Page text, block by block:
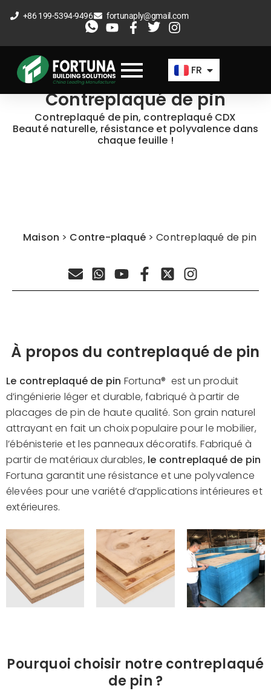
au
+86 199-5394-9496 fortunaply@gmail.com
FR
ES
AR
Contreplaqué de pin
Contreplaqué de pin, contreplaqué CDX
Beauté naturelle, résistance et polyvalence dans
chaque feuille !
Maison > Contre-plaqué > Contreplaqué de pin
À propos du contreplaqué de pin
Le contreplaqué de pin Fortuna® est un produit
d’ingénierie léger et durable, fabriqué à partir de
placages de pin de haute qualité. Son grain naturel
attrayant en fait un choix populaire pour le mobilier,
l’ébénisterie et les panneaux décoratifs. Fabriqué à
partir de matériaux durables, le contreplaqué de pin
Fortuna garantit une résistance et une polyvalence
élevées pour une variété d’applications intérieures et
extérieures.
Pourquoi choisir notre contreplaqué
de pin ?